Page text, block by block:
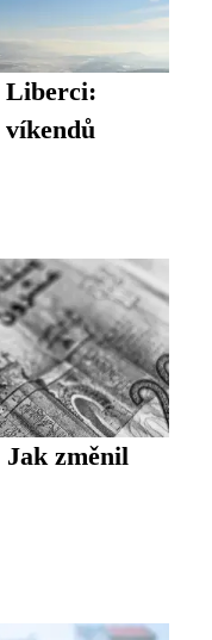
Liberci:
víkendů
změnil